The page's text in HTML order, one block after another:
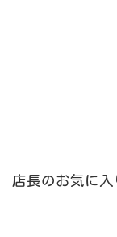
店長のお気に